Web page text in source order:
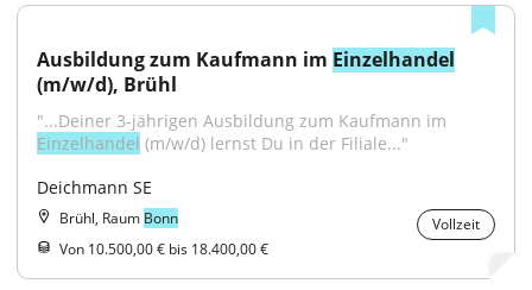
Ausbildung zum Kaufmann im Einzelhandel
(m/w/d), Brühl
Einzelhandel (m/w/d) lernst Du in der Filiale..."
Deichmann SE
Brühl, Raum Bonn
Vollzeit
Von 10.500,00 € bis 18.400,00 €